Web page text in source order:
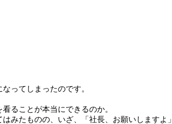
ってしまったのです。
ることが本当にできるのか。
みたものの、いざ、「社長、お願いしますよ」